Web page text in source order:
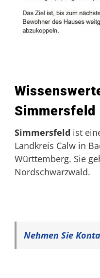
Simmersfeld
Simmersfeld ist
Landkreis Calw in
Württemberg. Sie
Nordschwarzwald.
Nehmen Sie